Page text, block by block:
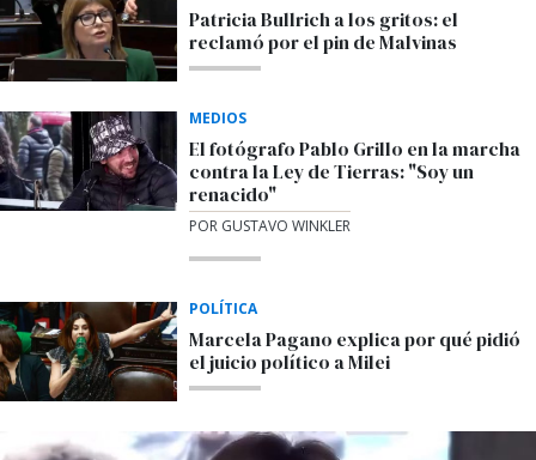
Patricia Bullrich a los gritos: el
reclamó por el pin de Malvinas
MEDIOS
El fotógrafo Pablo Grillo en la marcha
contra la Ley de Tierras: "Soy un
renacido"
POR GUSTAVO WINKLER
POLÍTICA
Marcela Pagano explica por qué pidió
el juicio político a Milei